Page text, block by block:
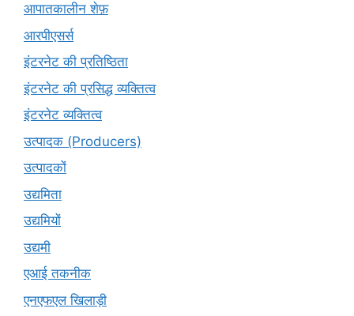
आपातकालीन शेफ़
आरपीएसर्स
इंटरनेट की प्रतिष्ठिता
इंटरनेट की प्रसिद्ध व्यक्तित्व
इंटरनेट व्यक्तित्व
उत्पादक (Producers)
उत्पादकों
उद्यमिता
उद्यमियों
उद्यमी
एआई तकनीक
एनएफएल खिलाड़ी